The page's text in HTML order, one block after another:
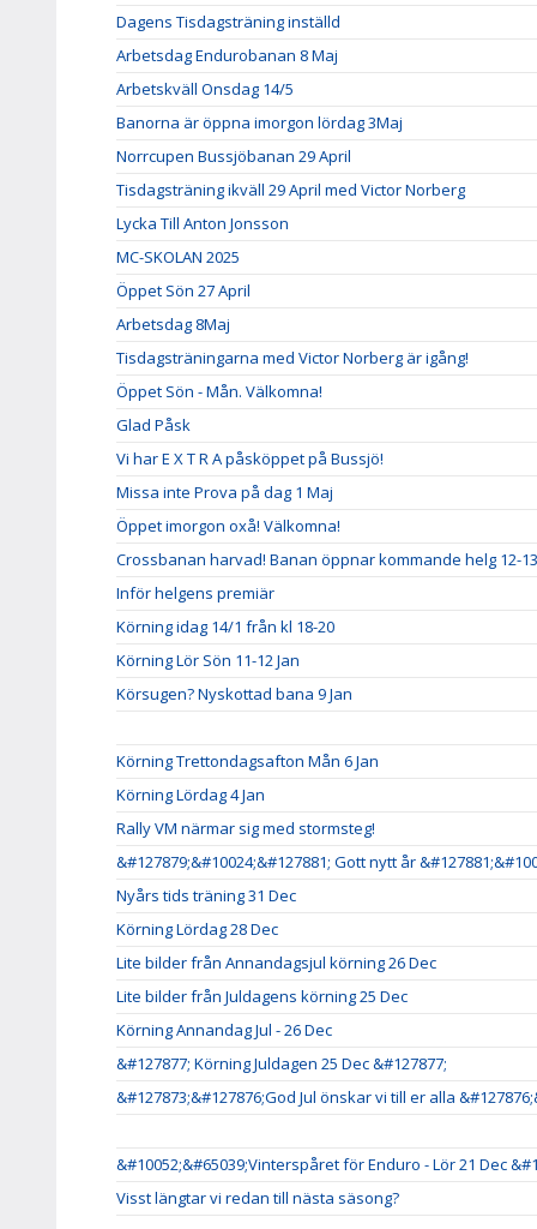
Dagens Tisdagsträning inställd
Arbetsdag Endurobanan 8 Maj
Arbetskväll Onsdag 14/5
Banorna är öppna imorgon lördag 3Maj
Norrcupen Bussjöbanan 29 April
Tisdagsträning ikväll 29 April med Victor Norberg
Lycka Till Anton Jonsson
MC-SKOLAN 2025
Öppet Sön 27 April
Arbetsdag 8Maj
Tisdagsträningarna med Victor Norberg är igång!
Öppet Sön - Mån. Välkomna!
Glad Påsk
Vi har E X T R A påsköppet på Bussjö!
Missa inte Prova på dag 1 Maj
Öppet imorgon oxå! Välkomna!
Crossbanan harvad! Banan öppnar kommande helg 12-
Inför helgens premiär
Körning idag 14/1 från kl 18-20
Körning Lör Sön 11-12 Jan
Körsugen? Nyskottad bana 9 Jan
Körning Trettondagsafton Mån 6 Jan
Körning Lördag 4 Jan
Rally VM närmar sig med stormsteg!
&#127879;&#10024;&#127881; Gott nytt år
Nyårs tids träning 31 Dec
Körning Lördag 28 Dec
Lite bilder från Annandagsjul körning 26 Dec
Lite bilder från Juldagens körning 25 Dec
Körning Annandag Jul - 26 Dec
&#127877; Körning Juldagen 25 Dec &#127877;
&#127873;&#127876;God Jul önskar vi till er alla
&#10052;&#65039;Vinterspåret för Enduro - Lör 21 Dec
Visst längtar vi redan till nästa säsong?